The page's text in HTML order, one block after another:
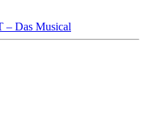
Das Musical